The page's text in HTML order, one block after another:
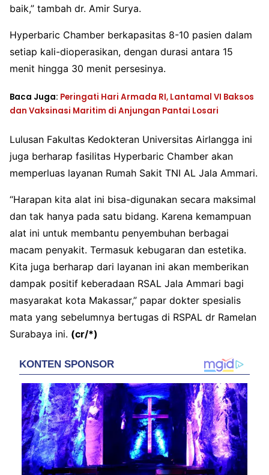
baik,” tambah dr. Amir Surya.
Hyperbaric Chamber berkapasitas 8-10 pasien dalam
setiap kali-dioperasikan, dengan durasi antara 15
menit hingga 30 menit persesinya.
Baca Juga: Peringati Hari Armada RI, Lantamal VI Baksos
dan Vaksinasi Maritim di Anjungan Pantai Losari
Lulusan Fakultas Kedokteran Universitas Airlangga ini
juga berharap fasilitas Hyperbaric Chamber akan
memperluas layanan Rumah Sakit TNI AL Jala Ammari.
“Harapan kita alat ini bisa-digunakan secara maksimal
dan tak hanya pada satu bidang. Karena kemampuan
alat ini untuk membantu penyembuhan berbagai
macam penyakit. Termasuk kebugaran dan estetika.
Kita juga berharap dari layanan ini akan memberikan
dampak positif keberadaan RSAL Jala Ammari bagi
masyarakat kota Makassar,” papar dokter spesialis
mata yang sebelumnya bertugas di RSPAL dr Ramelan
Surabaya ini. (cr/*)